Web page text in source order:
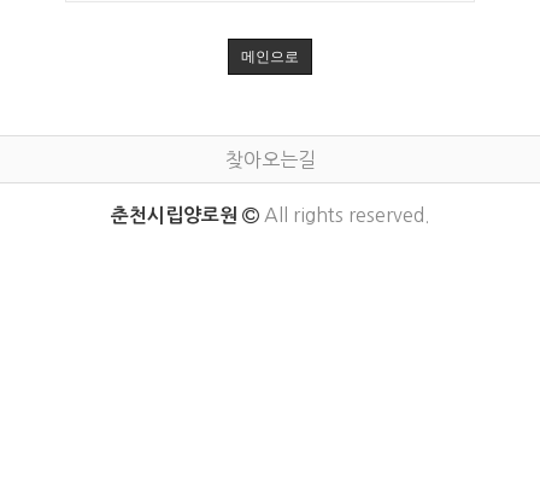
메인으로
찾아오는길
춘천시립양로원 All rights reserved.